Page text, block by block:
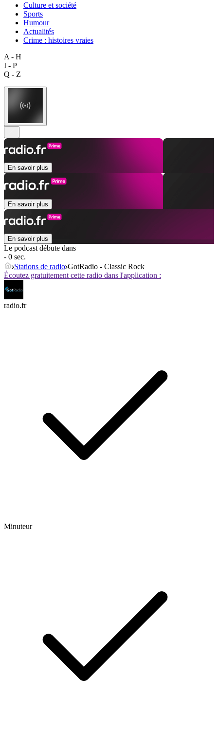
Culture et société
Sports
Humour
Actualités
Crime : histoires vraies
A - H
I - P
Q - Z
En savoir plus
En savoir plus
En savoir plus
Le podcast débute dans
- 0 sec.
Stations de radio GotRadio - Classic Rock
Écoutez gratuitement cette radio dans l'application :
radio.fr
Minuteur